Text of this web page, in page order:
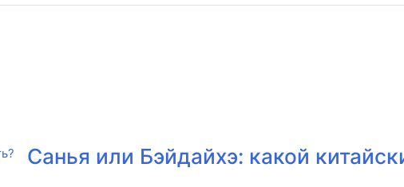
Санья или Бэйдайхэ: какой